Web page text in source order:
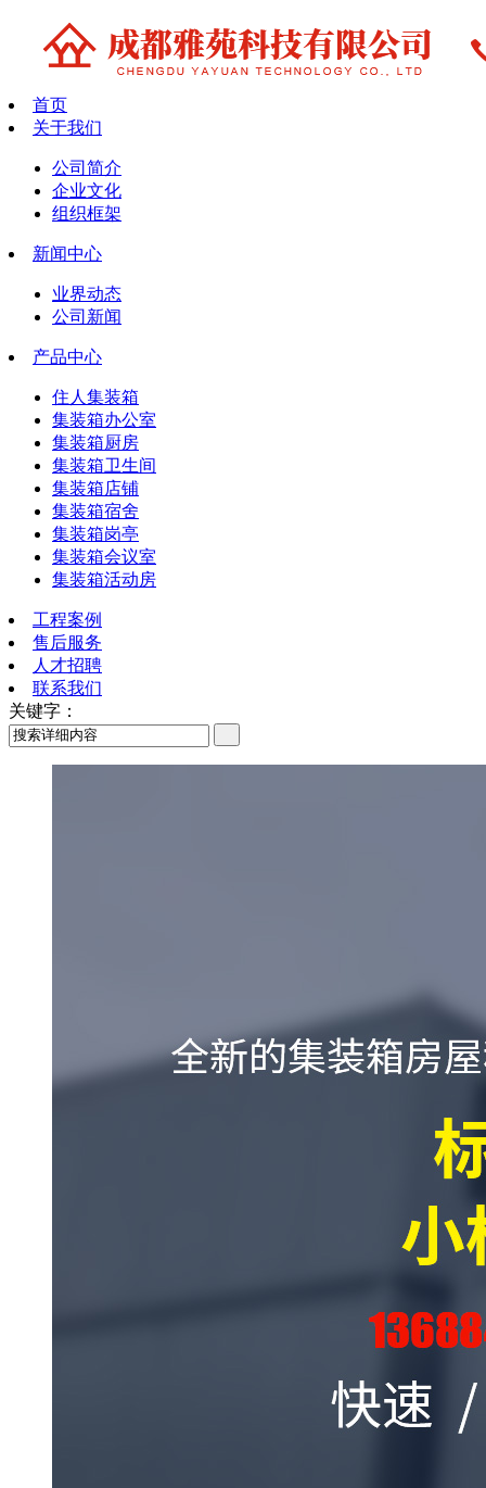
首页
关于我们
公司简介
企业文化
组织框架
新闻中心
业界动态
公司新闻
产品中心
住人集装箱
集装箱办公室
集装箱厨房
集装箱卫生间
集装箱店铺
集装箱宿舍
集装箱岗亭
集装箱会议室
集装箱活动房
工程案例
售后服务
人才招聘
联系我们
关键字：